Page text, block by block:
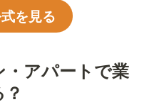
を見る
アパートで業